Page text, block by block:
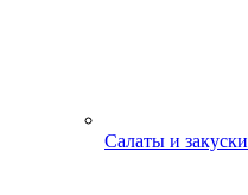
Салаты и закуски